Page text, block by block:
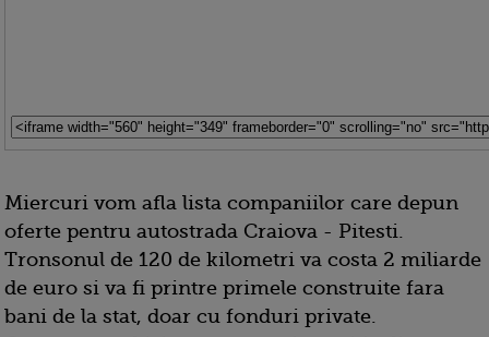
Miercuri vom afla lista companiilor care depun
oferte pentru autostrada Craiova - Pitesti.
Tronsonul de 120 de kilometri va costa 2 miliarde
de euro si va fi printre primele construite fara
bani de la stat, doar cu fonduri private.